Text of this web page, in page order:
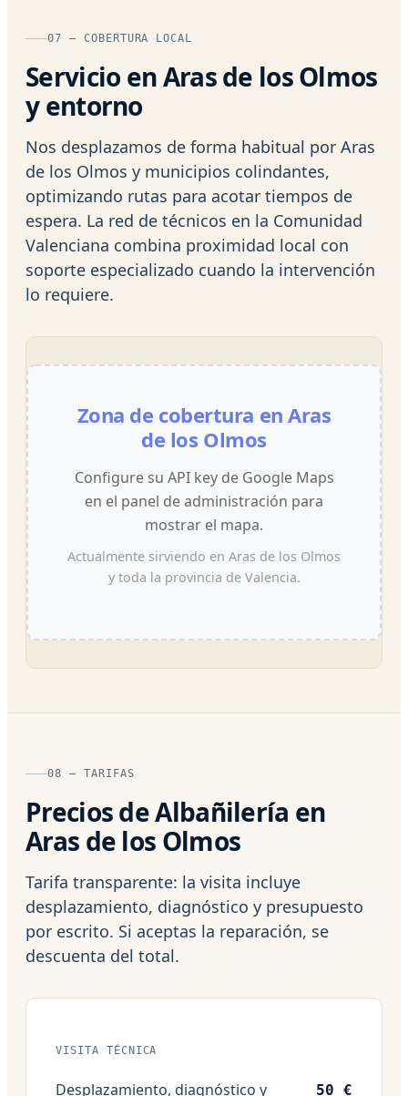
07 — COBERTURA LOCAL
Servicio en Aras de los Olmos
y entorno
Nos desplazamos de forma habitual por Aras
de los Olmos y municipios colindantes,
optimizando rutas para acotar tiempos de
espera. La red de técnicos en la Comunidad
Valenciana combina proximidad local con
soporte especializado cuando la intervención
lo requiere.
Zona de cobertura en Aras
de los Olmos
Configure su API key de Google Maps
en el panel de administración para
mostrar el mapa.
Actualmente sirviendo en Aras de los Olmos
y toda la provincia de Valencia.
08 — TARIFAS
Precios de Albañilería en
Aras de los Olmos
Tarifa transparente: la visita incluye
desplazamiento, diagnóstico y presupuesto
por escrito. Si aceptas la reparación, se
descuenta del total.
VISITA TÉCNICA
Desplazamiento, diagnóstico y 50 €